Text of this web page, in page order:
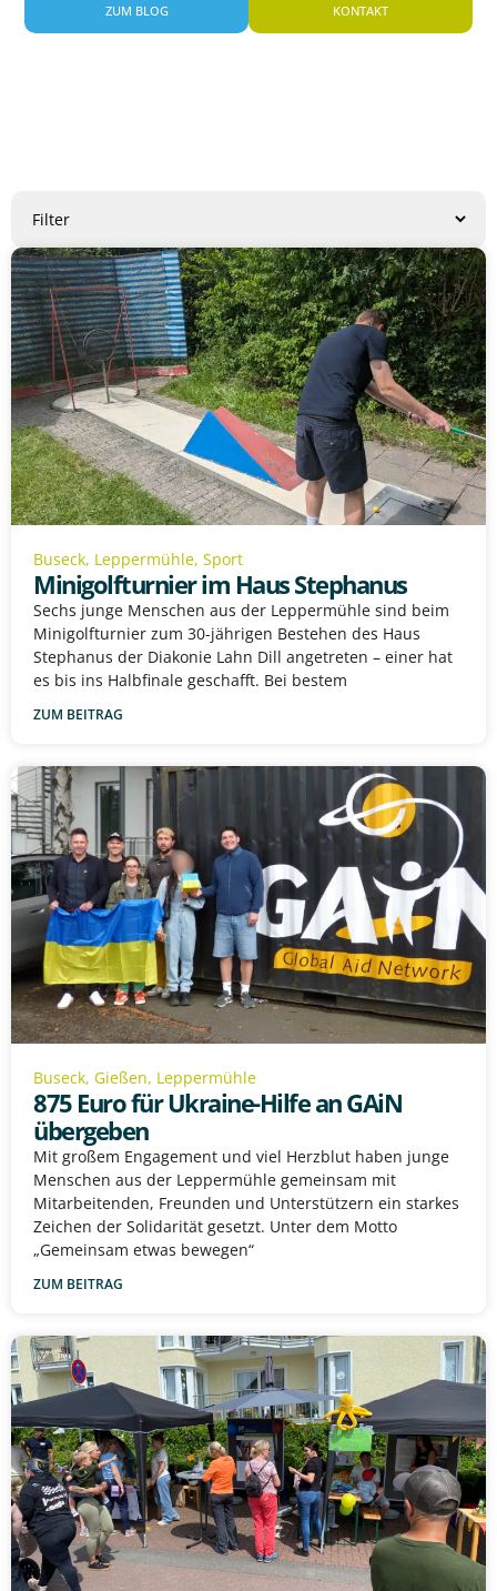
ZUM BLOG KONTAKT
Buseck, Leppermühle, Sport
Minigolfturnier im Haus Stephanus
Sechs junge Menschen aus der Leppermühle sind beim
Minigolfturnier zum 30-jährigen Bestehen des Haus
Stephanus der Diakonie Lahn Dill angetreten – einer hat
es bis ins Halbfinale geschafft. Bei bestem
ZUM BEITRAG
Buseck, Gießen, Leppermühle
875 Euro für Ukraine-Hilfe an GAiN
übergeben
Mit großem Engagement und viel Herzblut haben junge
Menschen aus der Leppermühle gemeinsam mit
Mitarbeitenden, Freunden und Unterstützern ein starkes
Zeichen der Solidarität gesetzt. Unter dem Motto
„Gemeinsam etwas bewegen“
ZUM BEITRAG